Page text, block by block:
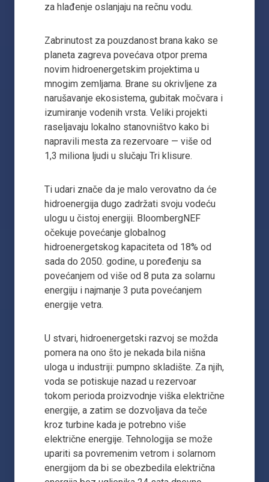
za hlađenje oslanjaju na rečnu vodu.
Zabrinutost za pouzdanost brana kako se
planeta zagreva povećava otpor prema
novim hidroenergetskim projektima u
mnogim zemljama. Brane su okrivljene za
narušavanje ekosistema, gubitak močvara i
izumiranje vodenih vrsta. Veliki projekti
raseljavaju lokalno stanovništvo kako bi
napravili mesta za rezervoare — više od
1,3 miliona ljudi u slučaju Tri klisure.
Ti udari znače da je malo verovatno da će
hidroenergija dugo zadržati svoju vodeću
ulogu u čistoj energiji. BloombergNEF
očekuje povećanje globalnog
hidroenergetskog kapaciteta od 18% od
sada do 2050. godine, u poređenju sa
povećanjem od više od 8 puta za solarnu
energiju i najmanje 3 puta povećanjem
energije vetra.
U stvari, hidroenergetski razvoj se možda
pomera na ono što je nekada bila nišna
uloga u industriji: pumpno skladište. Za njih,
voda se potiskuje nazad u rezervoar
tokom perioda proizvodnje viška električne
energije, a zatim se dozvoljava da teče
kroz turbine kada je potrebno više
električne energije. Tehnologija se može
upariti sa povremenim vetrom i solarnom
energijom da bi se obezbedila električna